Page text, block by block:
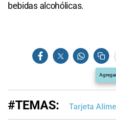
bebidas alcohólicas.
#TEMAS: Tarjeta